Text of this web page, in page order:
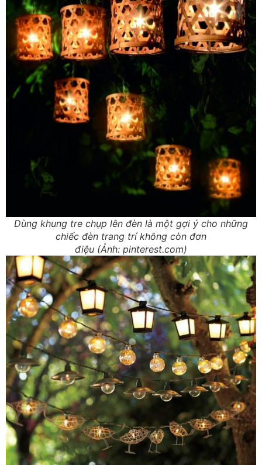
Dùng khung tre chụp lên đèn là một gợi ý cho những
chiếc đèn trang trí không còn đơn
điệu (Ảnh: pinterest.com)